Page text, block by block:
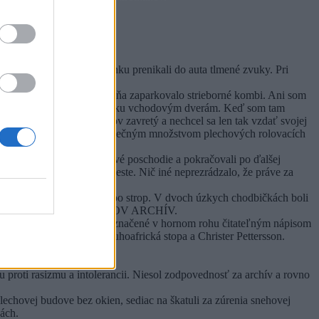
vrstvou snehu. Zvonku prenikali do auta tlmené zvuky. Pri
rukáva. Naľavo odo mňa zaparkovalo strieborné kombi. Ani som
aby som prešiel ku vchodovým dverám. Keď som tam
Archív bol desať rokov zavretý a nechcel sa len tak vzdať svojej
osvetlením a nekonečným množstvom plechových rolovacích
po schodoch na prvé poschodie a pokračovali po ďalšej
sme na správnom mieste. Nič iné neprezrádzalo, že práve za
na regáloch od zeme po strop. V dvoch úzkych chodbičkách boli
túžobne hľadal: STIEGOV ARCHÍV.
Všetky boli označené v hornom rohu čitateľným nápisom
odboj), Juhoafrická stopa a Christer Pettersson.
Olofa Palmeho.
rasizmu a intolerancii. Niesol zodpovednosť za archív a rovno
budove bez okien, sediac na škatuli za zúrenia snehovej